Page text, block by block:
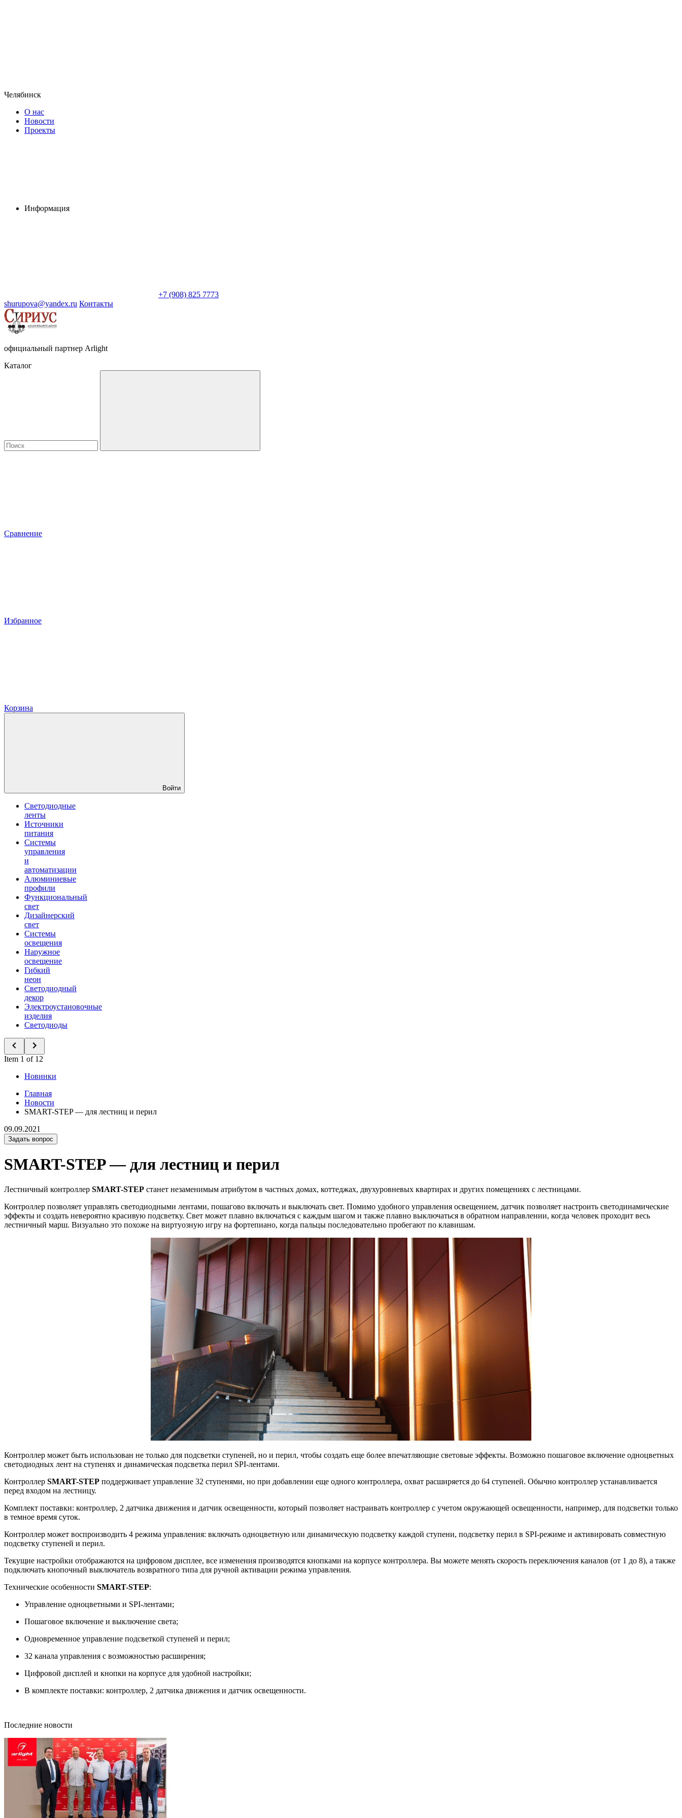
Челябинск
О нас
Новости
Проекты
Информация
+7 (908) 825 7773
shurupova@yandex.ru Контакты
официальный партнер Arlight
Каталог
Сравнение
Избранное
Корзина
Войти
Светодиодные
ленты
Источники
питания
Системы
управления
и
автоматизации
Алюминиевые
профили
Функциональный
свет
Дизайнерский
свет
Системы
освещения
Наружное
освещение
Гибкий
неон
Светодиодный
декор
Электроустановочные
изделия
Светодиоды
Item 1 of 12
Новинки
Главная
Новости
SMART-STEP — для лестниц и перил
09.09.2021
Задать вопрос
SMART-STEP — для лестниц и перил
Лестничный контроллер SMART-STEP станет незаменимым атрибутом в частных домах, коттеджах, двухуровневых квартирах и других помещениях с лестницами.
Контроллер позволяет управлять светодиодными лентами, пошагово включать и выключать свет. Помимо удобного управления освещением, датчик позволяет настроить светодинамические
эффекты и создать невероятно красивую подсветку. Свет может плавно включаться с каждым шагом и также плавно выключаться в обратном направлении, когда человек проходит весь
лестничный марш. Визуально это похоже на виртуозную игру на фортепиано, когда пальцы последовательно пробегают по клавишам.
Контроллер может быть использован не только для подсветки ступеней, но и перил, чтобы создать еще более впечатляющие световые эффекты. Возможно пошаговое включение одноцветных
светодиодных лент на ступенях и динамическая подсветка перил SPI-лентами.
Контроллер SMART-STEP поддерживает управление 32 ступенями, но при добавлении еще одного контроллера, охват расширяется до 64 ступеней. Обычно контроллер устанавливается
перед входом на лестницу.
Комплект поставки: контроллер, 2 датчика движения и датчик освещенности, который позволяет настраивать контроллер с учетом окружающей освещенности, например, для подсветки только
в темное время суток.
Контроллер может воспроизводить 4 режима управления: включать одноцветную или динамическую подсветку каждой ступени, подсветку перил в SPI-режиме и активировать совместную
подсветку ступеней и перил.
Текущие настройки отображаются на цифровом дисплее, все изменения производятся кнопками на корпусе контроллера. Вы можете менять скорость переключения каналов (от 1 до 8), а также
подключать кнопочный выключатель возвратного типа для ручной активации режима управления.
Технические особенности SMART-STEP:
Управление одноцветными и SPI-лентами;
Пошаговое включение и выключение света;
Одновременное управление подсветкой ступеней и перил;
32 канала управления с возможностью расширения;
Цифровой дисплей и кнопки на корпусе для удобной настройки;
В комплекте поставки: контроллер, 2 датчика движения и датчик освещенности.
Последние новости